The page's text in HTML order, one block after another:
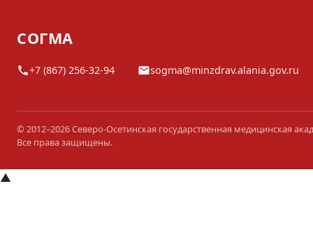
СОГМА
+7 (867) 256-32-94 sogma@minzdrav.alania.gov.ru
© 2012–2026 Северо-Осетинская государственная медицинская
Все права защищены.
▲